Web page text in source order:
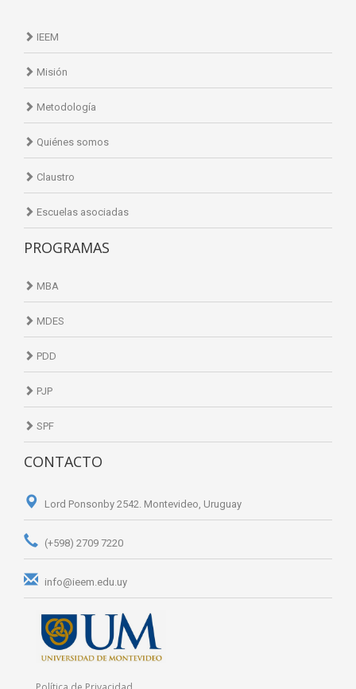
IEEM
Misión
Metodología
Quiénes somos
Claustro
Escuelas asociadas
PROGRAMAS
MBA
MDES
PDD
PJP
SPF
CONTACTO
Lord Ponsonby 2542. Montevideo, Uruguay
(+598) 2709 7220
info@ieem.edu.uy